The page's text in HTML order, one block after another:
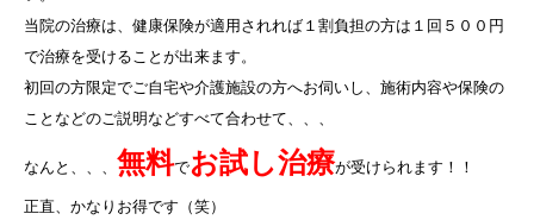
当院の治療は、健康保険が適用されれば１割負担の方は１回５００円
で治療を受けることが出来ます。
初回の方限定でご自宅や介護施設の方へお伺いし、施術内容や保険の
ことなどのご説明などすべて合わせて、、、
なんと、、、 無料でお試し治療が受けられます！！
正直、かなりお得です（笑）